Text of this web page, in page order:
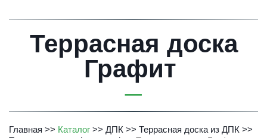
Террасная доска
Графит
Главная >> Каталог >> ДПК >> Террасная доска из ДПК